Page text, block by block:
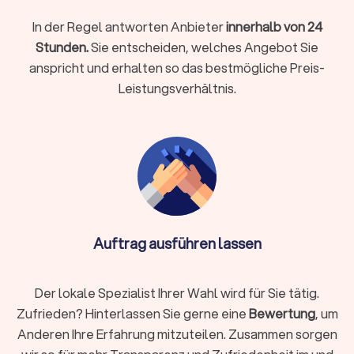
Sorgerecht oder bei strafrechtlichen Vorwürfen: Ein
kompetenter Anwalt ist Ihr Partner in rechtlich schwierigen
Momenten.
Die Auswahl des passenden Anwalts ist entscheidend für den
Erfolg Ihrer Rechtssache. Nicht jeder Anwalt passt zu jedem
Fall. Diese Schritte helfen Ihnen bei der Suche:
Rechtsgebiet identifizieren
Definieren Sie klar, welches Rechtsgebiet betroffen ist.
Bereiche erfordern jeweils spezialisiertes Wissen. Ein
Fachanwalt hat zusätzliche Qualifikationen und
nachgewiesene Erfahrung in seinem Gebiet.
In der Regel antworten Anbieterinnerhalb von 24
Stunden.Sie entscheiden, welches Angebot Sie
anspricht und erhalten so das bestmögliche Preis-
Leistungsverhältnis.
Auftrag ausführen lassen
Der lokale Spezialist Ihrer Wahl wird für Sie tätig.
Zufrieden? Hinterlassen Sie gerne eineBewertung, um
Anderen Ihre Erfahrung mitzuteilen. Zusammen sorgen